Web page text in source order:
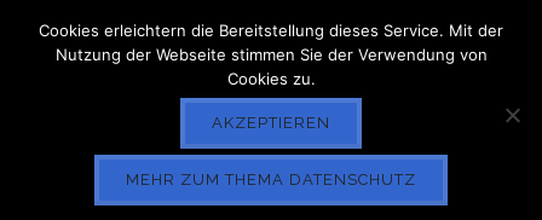
SIEDLUNGSHAUS,
Cookies erleichtern die Bereitstellung dieses Service. Mit der
Nutzung der Webseite stimmen Sie der Verwendung von
Cookies zu.
AKZEPTIEREN
MEHR ZUM THEMA DATENSCHUTZ